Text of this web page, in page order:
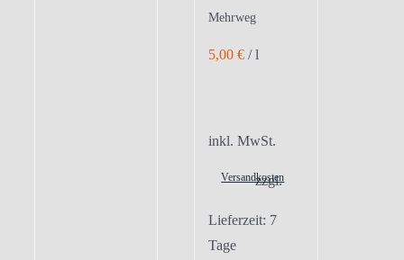
Mehrweg
5,00€ /l
inkl. MwSt.
zzgl.
Versandkosten
Lieferzeit: 7
Tage